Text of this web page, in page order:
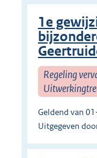
1e
Regeling
Geldend van
Uitgegeven